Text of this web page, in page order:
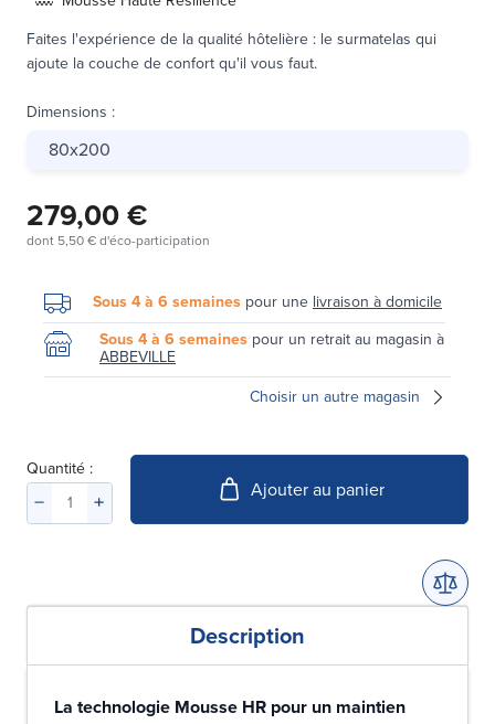
Faites l'expérience de la qualité hôtelière : le surmatelas qui
ajoute la couche de confort qu'il vous faut.
Dimensions :
80x200
279,00 €
dont 5,50 €d'éco-participation
Sous 4 à 6 semaines pour unelivraison à domicile
Sous 4 à 6 semaines pour un retrait au magasin à
ABBEVILLE
Choisir un autre magasin
Quantité :
Ajouter au panier
Description
La technologie Mousse HR pour un maintien